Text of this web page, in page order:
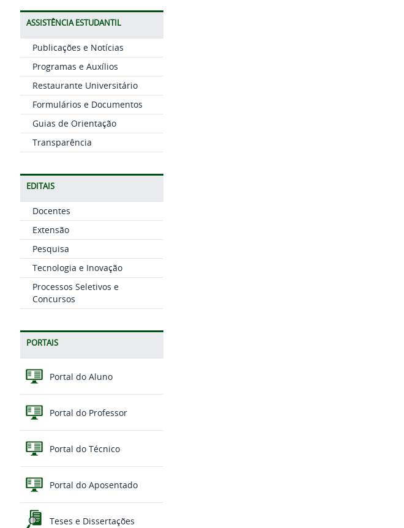
ASSISTÊNCIA ESTUDANTIL
Publicações e Notícias
Programas e Auxílios
Restaurante Universitário
Formulários e Documentos
Guias de Orientação
Transparência
EDITAIS
Docentes
Extensão
Pesquisa
Tecnologia e Inovação
Processos Seletivos e
Concursos
PORTAIS
Portal do Aluno
Portal do Professor
Portal do Técnico
Portal do Aposentado
Teses e Dissertações